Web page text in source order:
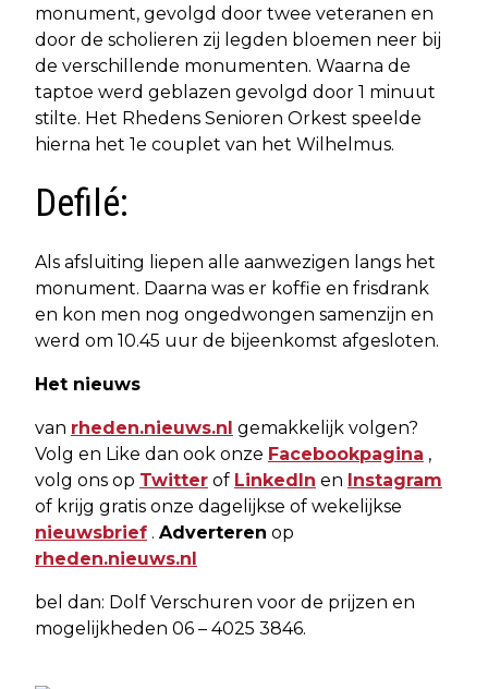
monument, gevolgd door twee veteranen en
door de scholieren zij legden bloemen neer bij
de verschillende monumenten. Waarna de
taptoe werd geblazen gevolgd door 1 minuut
stilte. Het Rhedens Senioren Orkest speelde
hierna het 1e couplet van het Wilhelmus.
Defilé:
Als afsluiting liepen alle aanwezigen langs het
monument. Daarna was er koffie en frisdrank
en kon men nog ongedwongen samenzijn en
werd om 10.45 uur de bijeenkomst afgesloten.
Het nieuws
van rheden.nieuws.nl gemakkelijk volgen?
Volg en Like dan ook onze Facebookpagina ,
volg ons op Twitter of LinkedIn en Instagram
of krijg gratis onze dagelijkse of wekelijkse
nieuwsbrief . Adverteren op
rheden.nieuws.nl
bel dan: Dolf Verschuren voor de prijzen en
mogelijkheden 06 – 4025 3846.